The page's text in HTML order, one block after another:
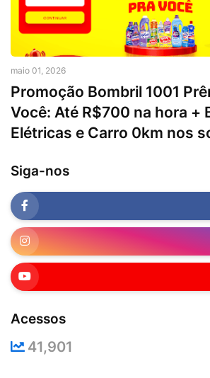
maio 01, 2026
Promoção Bombril 1001
Você: Até R$700 na hora +
Elétricas e Carro 0km nos
Siga-nos
Acessos
41,901